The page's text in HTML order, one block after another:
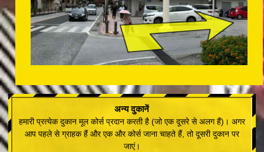
अन्य दुकानें
हमारी प्रत्येक दुकान मूल कोर्स प्रदान करती है (जो एक दूसरे से अलग हैं)। अगर
आप पहले से ग्राहक हैं और एक और कोर्स जाना चाहते हैं, तो दूसरी दुकान पर
जाएं।